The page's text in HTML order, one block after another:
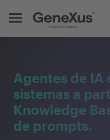
Agentes de IA
sistemas a
Knowledge
de prompts.